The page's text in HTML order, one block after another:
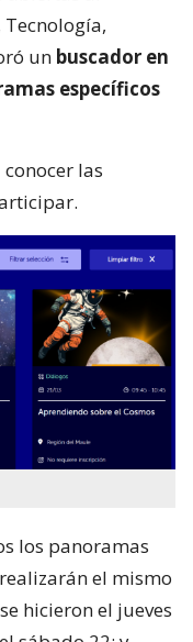
un buscador en
específicos
las
los panoramas
el mismo
hicieron el jueves